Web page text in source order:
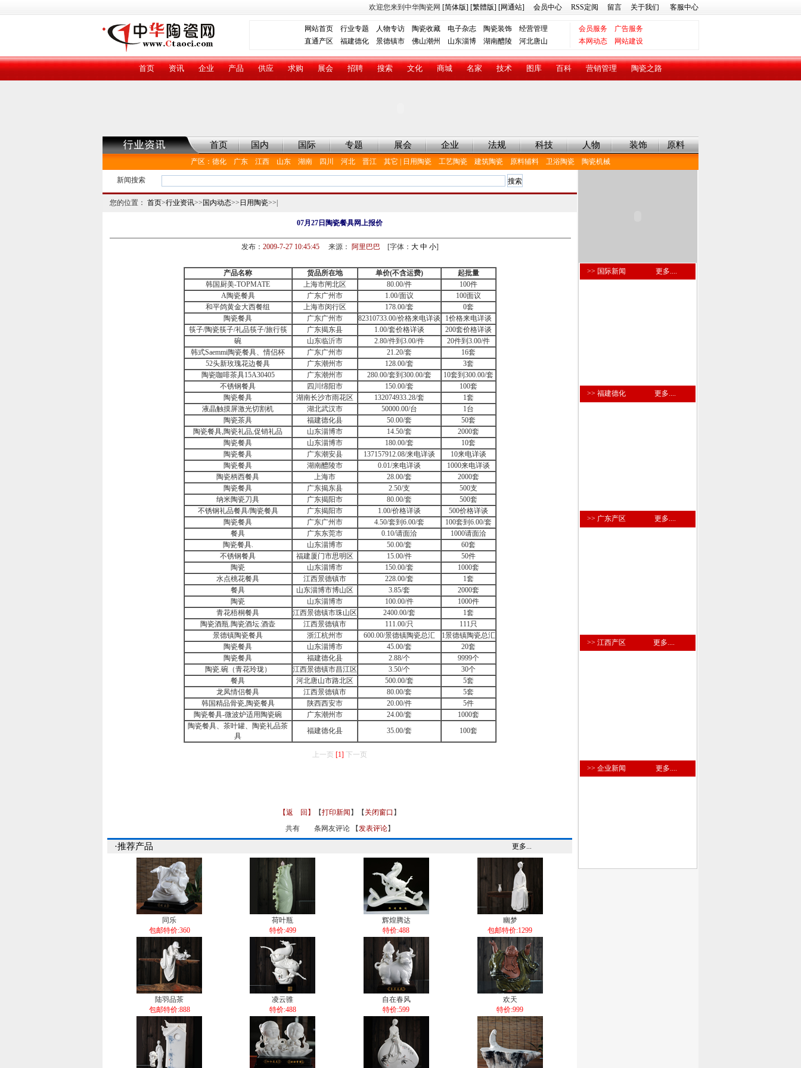
欢迎您来到中华陶瓷网 [简体版] [繁體版] [网通站] 会员中心 RSS定阅 留言 关于我们 客服中心
网站首页 行业专题 人物专访 陶瓷收藏 电子杂志 陶瓷装饰 经营管理 会员服务
广告服务
直通产区 福建德化 景德镇市 佛山潮州 山东淄博 湖南醴陵 河北唐山 本网动态 网站建设
首页 资讯 企业 产品 供应 求购 展会 招聘 搜索 文化 商城 名家 技术 图库 百科 营销管理 陶瓷之路
首页 国内 国际 专题 展会 企业 法规 科技 人物 装饰 原料
产区 ： 德化 广东 江西 山东 湖南 四川 河北 晋江 其它 日用陶瓷 工艺陶瓷 建筑陶瓷 原料辅料 卫浴陶瓷 陶瓷机械
新闻搜索
您的位置： 首页>行业资讯>> 国内动态>> 日用陶瓷>>|
07月27日陶瓷餐具网上报价
发布： 2009-7-27 10:45:45来源： 阿里巴巴 [字体： 大 中 小]
产品名称 货品所在地 单价(不含运费)
起批量
韩国厨美-TOPMATE
上海市闸北区 80.00/件
100件
A陶瓷餐具
广东广州市 1.00/面议
100面议
和平鸽黄金大西餐组
上海市闵行区 178.00/套
0套
陶瓷餐具
广东广州市 82310733.00/价格来电详谈
1价格来电详谈
筷子/陶瓷筷子/礼品筷子/旅行筷
广东揭东县 1.00/套价格详谈
200套价格详谈
碗
山东临沂市 2.80/件到3.00/件
20件到3.00/件
韩式Saemmi陶瓷餐具、情侣杯
广东广州市 21.20/套
16套
52头新玫瑰花边餐具
广东潮州市 128.00/套
3套
陶瓷咖啡茶具15A30405
广东潮州市 280.00/套到300.00/套
10套到300.00/套
不锈钢餐具
四川绵阳市 150.00/套
100套
陶瓷餐具
湖南长沙市雨花区 132074933.28/套
1套
液晶触摸屏激光切割机
湖北武汉市 50000.00/台
1台
陶瓷茶具
福建德化县 50.00/套
50套
陶瓷餐具,陶瓷礼品,促销礼品
山东淄博市 14.50/套
2000套
陶瓷餐具
山东淄博市 180.00/套
10套
陶瓷餐具
广东潮安县 137157912.08/来电详谈
10来电详谈
陶瓷餐具
湖南醴陵市 0.01/来电详谈
1000来电详谈
陶瓷柄西餐具
上海市 28.00/套
2000套
陶瓷餐具
广东揭东县 2.50/支
500支
纳米陶瓷刀具
广东揭阳市 80.00/套
500套
不锈钢礼品餐具/陶瓷餐具
广东揭阳市 1.00/价格详谈
500价格详谈
陶瓷餐具
广东广州市 4.50/套到6.00/套
100套到6.00/套
餐具
广东东莞市 0.10/请面洽
1000请面洽
陶瓷餐具.
山东淄博市 50.00/套
60套
不锈钢餐具
福建厦门市思明区 15.00/件
50件
陶瓷
山东淄博市 150.00/套
1000套
水点桃花餐具
江西景德镇市 228.00/套
1套
餐具
山东淄博市博山区 3.85/套
2000套
陶瓷
山东淄博市 100.00/件
1000件
青花梧桐餐具
江西景德镇市珠山区 2400.00/套
1套
陶瓷酒瓶.陶瓷酒坛.酒壶
江西景德镇市 111.00/只
111只
景德镇陶瓷餐具
浙江杭州市 600.00/景德镇陶瓷总汇
1景德镇陶瓷总汇
陶瓷餐具
山东淄博市 45.00/套
20套
陶瓷餐具
福建德化县 2.88/个
9999个
陶瓷.碗（青花玲珑）
江西景德镇市昌江区 3.50/个
30个
餐具
河北唐山市路北区 500.00/套
5套
龙凤情侣餐具
江西景德镇市 80.00/套
5套
韩国精品骨瓷,陶瓷餐具
陕西西安市 20.00/件
5件
陶瓷餐具-微波炉适用陶瓷碗
广东潮州市 24.00/套
1000套
陶瓷餐具、茶叶罐、陶瓷礼品茶
具
福建德化县 35.00/套 100套
上一页 [1] 下一页
【返 回】 【打印新闻 】【 关闭窗口 】
共有
条网友评论 【发表评论】
·推荐产品 更多...
同乐
包邮特价:360
荷叶瓶
特价:499
辉煌腾达
特价:488
幽梦
包邮特价:1299
陆羽品茶
包邮特价:888
凌云骓
特价:488
自在春风
特价:599
欢天
特价:999
>> 国际新闻 更多....
>> 福建德化 更多....
>> 广东产区 更多....
>> 江西产区 更多....
>> 企业新闻 更多....